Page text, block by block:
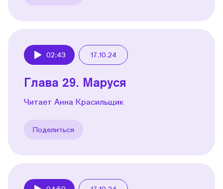
02:43 17.10.24
Глава 29. Маруся
Читает Анна Красильщик
Поделиться